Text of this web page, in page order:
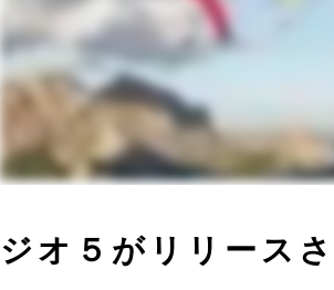
ジオ５がリリース